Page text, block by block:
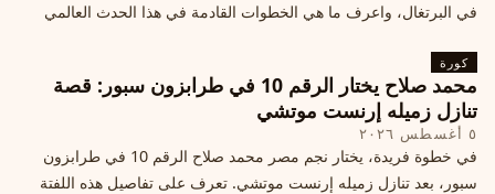
في البرتغال، واعرف ما هي الخطوات القادمة في هذا الحدث العالمي
كورة
محمد صلاح يختار الرقم 10 في طرابزون سبور: قصة
تنازل زميله إرنست موتشي
٥ أغسطس ٢٠٢٦
في خطوة فريدة، يختار نجم مصر محمد صلاح الرقم 10 في طرابزون
سبور، بعد تنازل زميله إرنست موتشي. تعرف على تفاصيل هذه اللفتة